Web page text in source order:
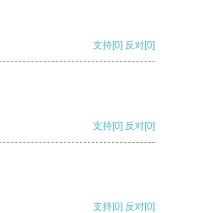
支持[0] 反对[0]
支持[0] 反对[0]
支持[0] 反对[0]